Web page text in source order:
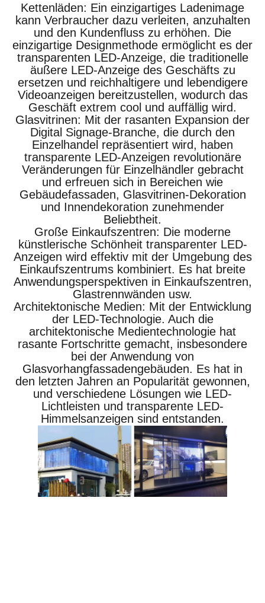
Kettenläden: Ein einzigartiges Ladenimage
kann Verbraucher dazu verleiten, anzuhalten
und den Kundenfluss zu erhöhen. Die
einzigartige Designmethode ermöglicht es der
transparenten LED-Anzeige, die traditionelle
äußere LED-Anzeige des Geschäfts zu
ersetzen und reichhaltigere und lebendigere
Videoanzeigen bereitzustellen, wodurch das
Geschäft extrem cool und auffällig wird.
Glasvitrinen: Mit der rasanten Expansion der
Digital Signage-Branche, die durch den
Einzelhandel repräsentiert wird, haben
transparente LED-Anzeigen revolutionäre
Veränderungen für Einzelhändler gebracht
und erfreuen sich in Bereichen wie
Gebäudefassaden, Glasvitrinen-Dekoration
und Innendekoration zunehmender
Beliebtheit.
Große Einkaufszentren: Die moderne
künstlerische Schönheit transparenter LED-
Anzeigen wird effektiv mit der Umgebung des
Einkaufszentrums kombiniert. Es hat breite
Anwendungsperspektiven in Einkaufszentren,
Glastrennwänden usw.
Architektonische Medien: Mit der Entwicklung
der LED-Technologie. Auch die
architektonische Medientechnologie hat
rasante Fortschritte gemacht, insbesondere
bei der Anwendung von
Glasvorhangfassadengebäuden. Es hat in
den letzten Jahren an Popularität gewonnen,
und verschiedene Lösungen wie LED-
Lichtleisten und transparente LED-
Himmelsanzeigen sind entstanden.